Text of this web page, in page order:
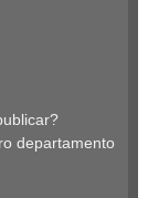
departamento